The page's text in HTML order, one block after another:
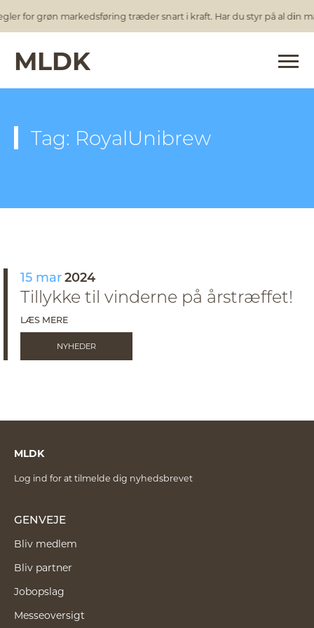
for grøn markedsføring træder snart i kraft. Har du styr på al din
MLDK
Tag: RoyalUnibrew
15 mar2024
Tillykke til vinderne på årstræffet!
LÆS MERE
NYHEDER
MLDK
Log ind for at tilmelde dig nyhedsbrevet
GENVEJE
Bliv medlem
Bliv partner
Jobopslag
Messeoversigt